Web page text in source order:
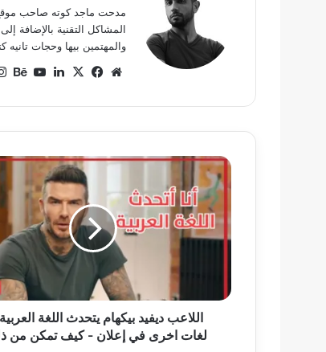
المشاكل التقنية
والمهتمين بيها وحجات تانيه
موقعفيسبوك
‫X لينكدإن
اللاعب
ديفيد
بيكهام
يتحدث
اللغة
اخرى
لغات اخرى في إعلان - كيف تمكن من